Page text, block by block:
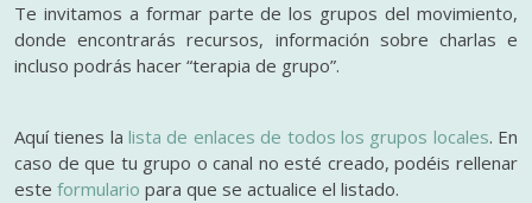
Te invitamos a formar parte de los grupos del movimiento,
donde encontrarás recursos, información sobre charlas e
incluso podrás hacer “terapia de grupo”.
Aquí tienes lalista de enlaces de todos los grupos locales. En
caso de que tu grupo o canal no esté creado, podéis rellenar
este formulario para que se actualice el listado.